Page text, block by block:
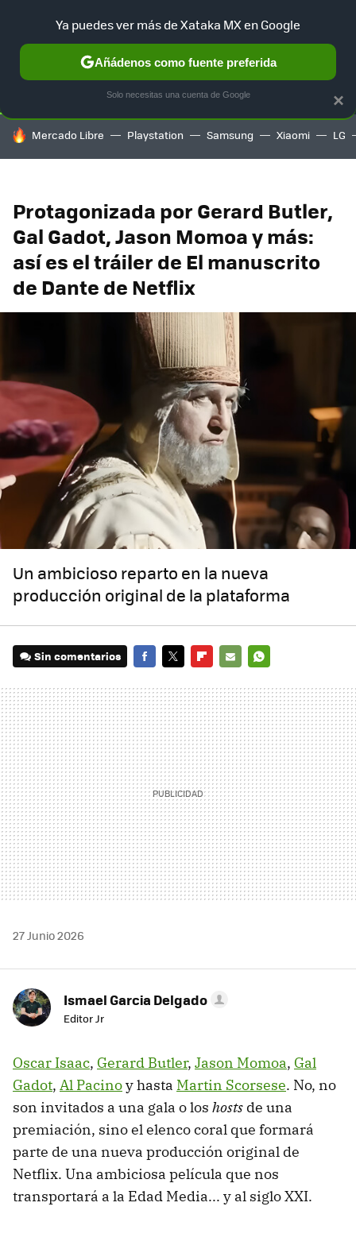
SELECCIÓN GAMING HOME AUTO TERRITORIO
HOY SE HABLA DE
Mercado Libre Playstation Samsung Xiaomi LG
Protagonizada por Gerard Butler,
Gal Gadot, Jason Momoa y más:
así es el tráiler de El manuscrito
de Dante de Netflix
Un ambicioso reparto en la nueva
producción original de la plataforma
Sin comentarios
MAIL
27 Junio 2026
Ismael Garcia Delgado
Editor Jr
Oscar Isaac, Gerard Butler, Jason Momoa, Gal
Gadot, Al Pacinoy hasta Martin Scorsese. No, no
son invitados a una gala o los hosts de una
premiación, sino el elenco coral que formará
parte de una nueva producción original de
Netflix. Una ambiciosa película que nos
transportará a la Edad Media... y al siglo XXI.
×
Ya puedes ver más de Xataka MX en Google
Añádenos como fuente preferida
Solo necesitas una cuenta de Google